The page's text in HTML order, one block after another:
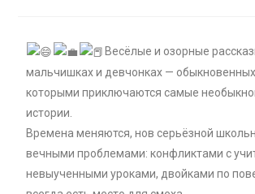
Весёлые и озорные
мальчишках и девчонках —
которыми приключаются самые
истории.
Времена меняются, нов серьёзной
вечными проблемами: конфликтами с
невыученными уроками, двойками по